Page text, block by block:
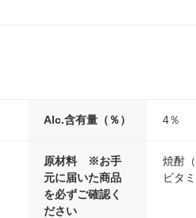
Alc.含有量（％） 4％
原材料 ※お手
元に届いた商品
を必ずご確認く
ださい
焼酎
ビタ